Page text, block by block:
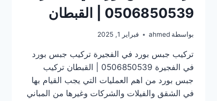
0506850539 | القبطان
بواسطة ahmed فبراير 1, 2025
تركيب جبس بورد في الفجيرة تركيب جبس بورد
في الفجيرة 0506850539 | القبطان تركيب
جبس بورد من اهم العمليات التي يجب القيام بها
في الشقق والفيلات والشركات وغيرها من المباني